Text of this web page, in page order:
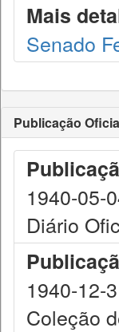
Mais
Senado
Publicação
1940-05-
Diário
1940-12-
Coleção